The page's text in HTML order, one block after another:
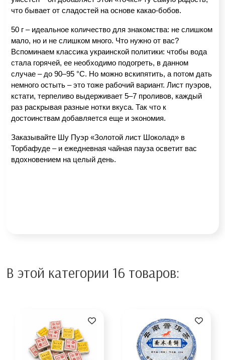
что бывает от сладостей на основе какао-бобов.
50 г – идеальное количество для знакомства: не слишком
мало, но и не слишком много. Что нужно от вас?
Вспоминаем классика украинской политики: чтобы вода
стала горячей, ее необходимо подогреть, в данном
случае – до 90–95 °С. Но можно вскипятить, а потом дать
немного остыть – это тоже рабочий вариант. Лист пуэров,
кстати, терпеливо выдерживает 5–7 проливов, каждый
раз раскрывая разные нотки вкуса. Так что к
достоинствам добавляется еще и экономия.
Заказывайте Шу Пуэр «Золотой лист Шоколад» в
Торбафуде – и ежедневная чайная пауза осветит вас
вдохновением на целый день.
В этой категории 16 товаров: